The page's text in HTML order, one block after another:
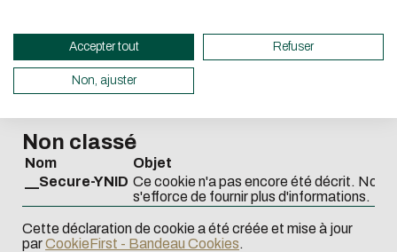
Eco Mode. This will place very
取消
此問題用於測試您是否為人類訪
取消
n'autorisez pas ces
d'une publicité moins
VISITOR_PRIVACY_METADATA
Non classé
Nom
Objet
__Secure-YNID Ce cookie n'a pas encore été décrit. Notre
s'efforce de fournir plus d'informations.
Cette déclaration de cookie a été créée et mise à jour
parCookieFirst - Bandeau Cookies.
Accepter tout Refuser
Non, ajuster